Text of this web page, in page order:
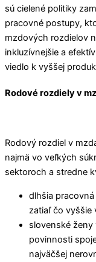
sú cielené politiky
pracovné postupy,
mzdových rozdielov
inkluzívnejšie a
viedlo k vyššej
Rodové rozdiely v
Rodový rozdiel v
najmä vo veľkých
sektoroch a stredne
dlhšia
zatiaľ čo vyššie
slovenské
povinnosti
najväčšej